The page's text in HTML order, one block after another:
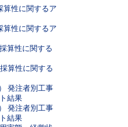
算性に関するア
算性に関するア
算性に関する
算性に関する
発注者別工事
結果
発注者別工事
結果